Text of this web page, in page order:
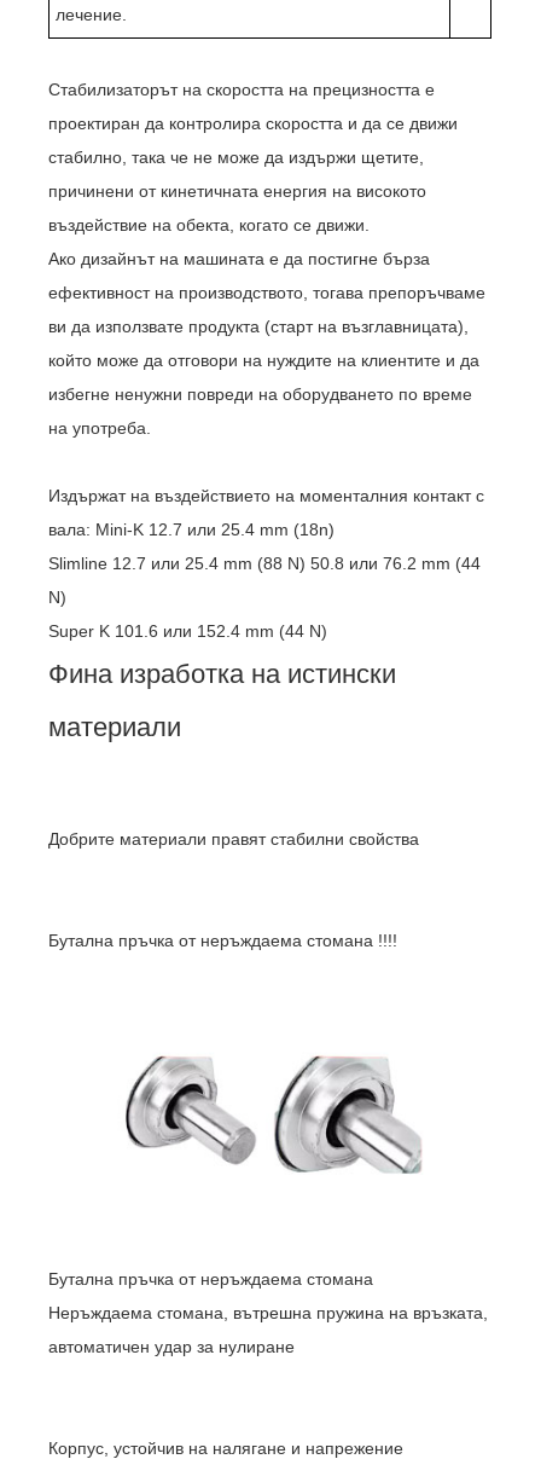
лечение.
Стабилизаторът на скоростта на прецизността е
проектиран да контролира скоростта и да се движи
стабилно, така че не може да издържи щетите,
причинени от кинетичната енергия на високото
въздействие на обекта, когато се движи.
Ако дизайнът на машината е да постигне бърза
ефективност на производството, тогава препоръчваме
ви да използвате продукта (старт на възглавницата),
който може да отговори на нуждите на клиентите и да
избегне ненужни повреди на оборудването по време
на употреба.
Издържат на въздействието на моменталния контакт с
вала: Mini-K 12.7 или 25.4 mm (18n)
Slimline 12.7 или 25.4 mm (88 N) 50.8 или 76.2 mm (44
N)
Super K 101.6 или 152.4 mm (44 N)
Фина изработка на истински
материали
Добрите материали правят стабилни свойства
Бутална пръчка от неръждаема стомана !!!!
Бутална пръчка от неръждаема стомана
Неръждаема стомана, вътрешна пружина на връзката,
автоматичен удар за нулиране
Корпус, устойчив на налягане и напрежение